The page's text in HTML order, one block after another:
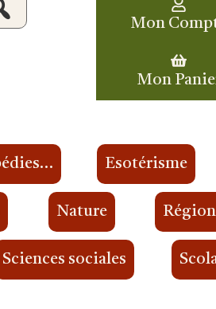
Mon
Mon
Esotérisme
Nature
Sciences sociales